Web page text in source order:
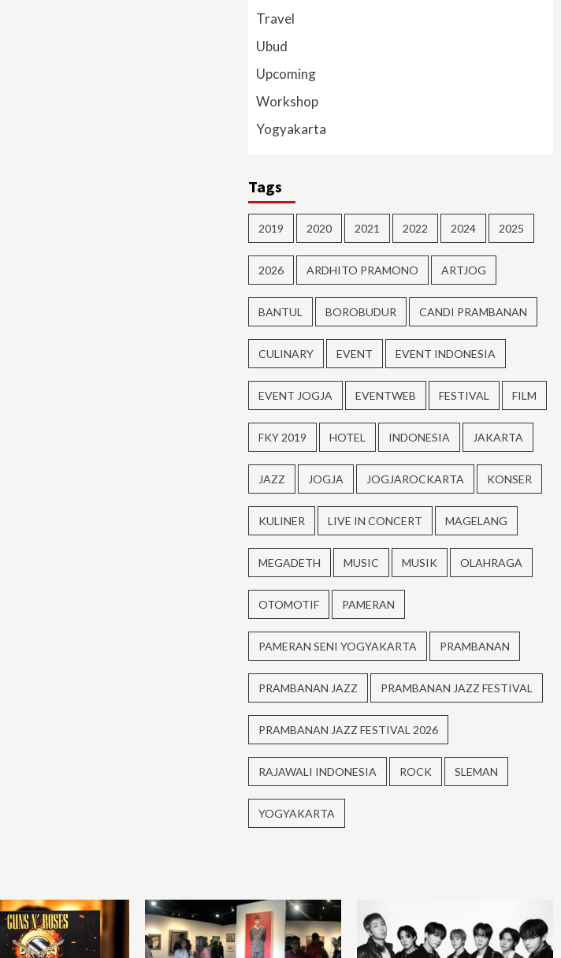
Travel
Ubud
Upcoming
Workshop
Yogyakarta
Tags
2019 2020 2021 2022 2024 2025
2026 ARDHITO PRAMONO ARTJOG
BANTUL BOROBUDUR CANDI PRAMBANAN
CULINARY EVENT EVENT INDONESIA
EVENT JOGJA EVENTWEB FESTIVAL FILM
FKY 2019 HOTEL INDONESIA JAKARTA
JAZZ JOGJA JOGJAROCKARTA KONSER
KULINER LIVE IN CONCERT MAGELANG
MEGADETH MUSIC MUSIK OLAHRAGA
OTOMOTIF PAMERAN
PAMERAN SENI YOGYAKARTA PRAMBANAN
PRAMBANAN JAZZ PRAMBANAN JAZZ FESTIVAL
PRAMBANAN JAZZ FESTIVAL 2026
RAJAWALI INDONESIA ROCK SLEMAN
YOGYAKARTA